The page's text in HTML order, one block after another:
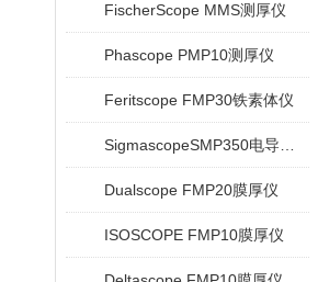
FischerScope MMS测厚仪
Phascope PMP10测厚仪
Feritscope FMP30铁素体仪
Dualscope FMP20膜厚仪
ISOSCOPE FMP10膜厚仪